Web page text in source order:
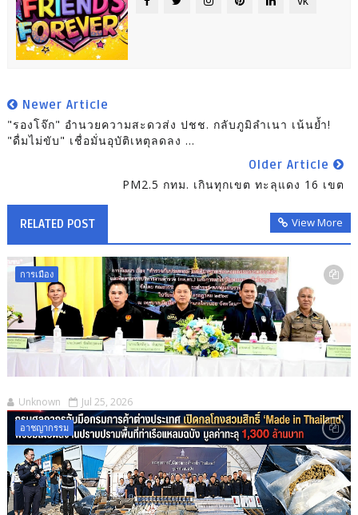
Newer Article
"รองโจ๊ก" อำนวยความสะดวส่ง ปชช. กลับภูมิลำเนา เน้นย้ำ!
"ดื่มไม่ขับ" เชื่อมั่นอุบัติเหตุลดลง ...
Older Article
PM2.5 กทม. เกินทุกเขต ทะลุแดง 16 เขต
RELATED POST View More
การเมือง
Unknown Jul 25, 2026
อาชญากรรม